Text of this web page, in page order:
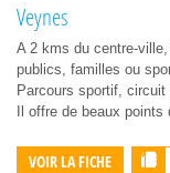
Veynes
A 2 kms du centre-
publics, familles ou
Parcours sportif,
Il offre de beaux
VOIR LA FICHE